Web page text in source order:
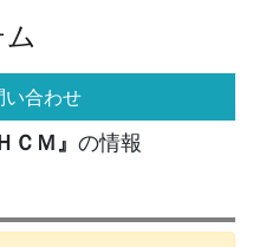
い合わせ
ＣＭ』 の情報